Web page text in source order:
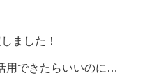
ました！
用できたらいいのに…